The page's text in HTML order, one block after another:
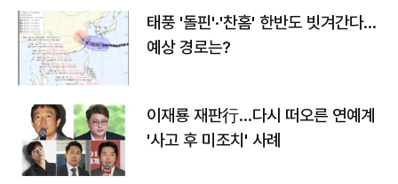
태풍 '돌핀'·'찬홈' 한반도 빗겨간다…
예상 경로는?
이재룡 재판行…다시 떠오른 연예계
'사고 후 미조치' 사례